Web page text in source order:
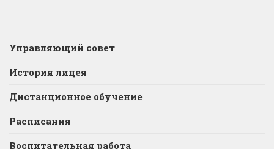
Управляющий совет
История лицея
Дистанционное обучение
Расписания
Воспитательная работа